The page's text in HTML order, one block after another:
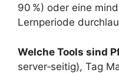
90 %) oder eine
Lernperiode
Welche Tools sind
server‑seitig), Tag